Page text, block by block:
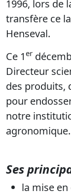
1996, lors de
transfère ce
Henseval.
Ce 1 er
Directeur
des produits,
pour
notre
agronomique.
Ses
la mise